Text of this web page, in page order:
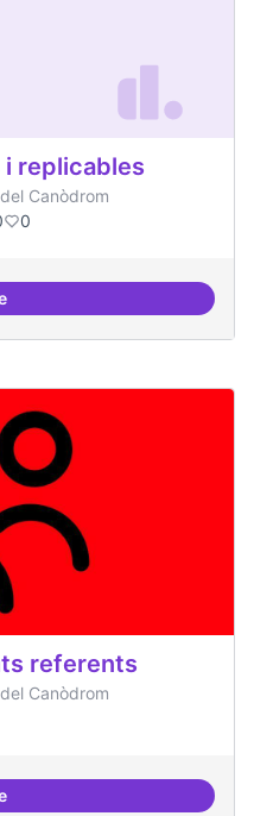
replicables
Canòdrom
0
finalitzats i
referents
Canòdrom
projectes residents referents